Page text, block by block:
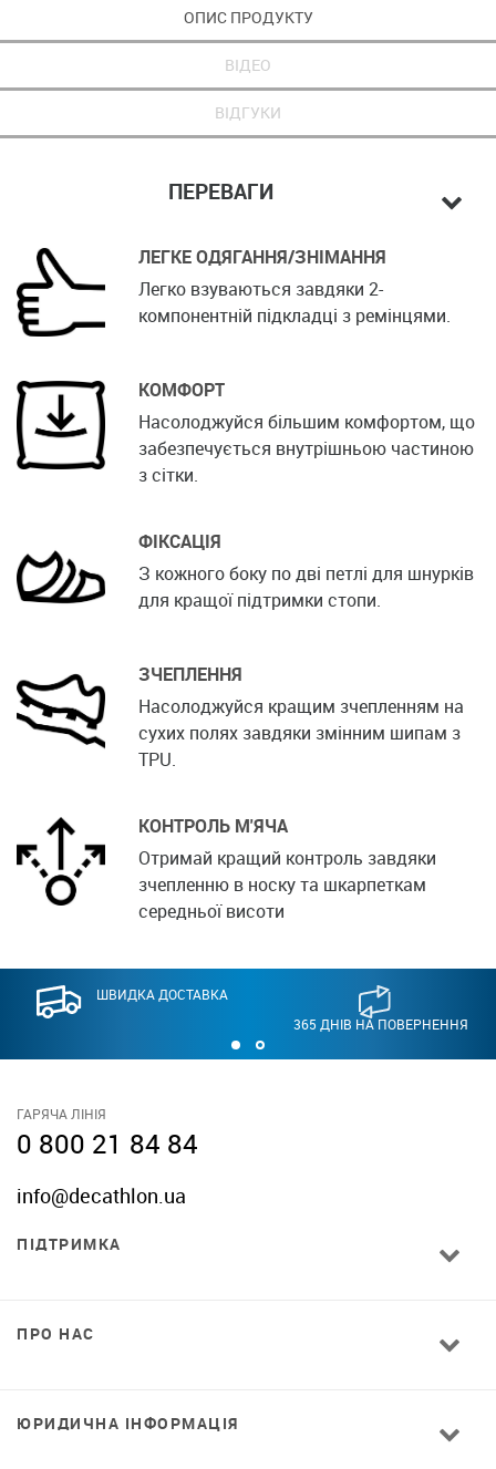
ОПИС ПРОДУКТУ
ВІДЕО
ВІДГУКИ
ПЕРЕВАГИ
ЛЕГКЕ ОДЯГАННЯ/ЗНІМАННЯ
Легко взуваються завдяки 2-
компонентній підкладці з ремінцями.
КОМФОРТ
Насолоджуйся більшим комфортом, що
забезпечується внутрішньою частиною
з сітки.
ФІКСАЦІЯ
З кожного боку по дві петлі для шнурків
для кращої підтримки стопи.
ЗЧЕПЛЕННЯ
Насолоджуйся кращим зчепленням на
сухих полях завдяки змінним шипам з
TPU.
КОНТРОЛЬ М'ЯЧА
Отримай кращий контроль завдяки
зчепленню в носку та шкарпеткам
середньої висоти
ШВИДКА ДОСТАВКА
365 ДНІВ НА ПОВЕРНЕННЯ
ГАРЯЧА ЛІНІЯ
0 800 21 84 84
info@decathlon.ua
ПІДТРИМКА
ПРО НАС
ЮРИДИЧНА ІНФОРМАЦІЯ